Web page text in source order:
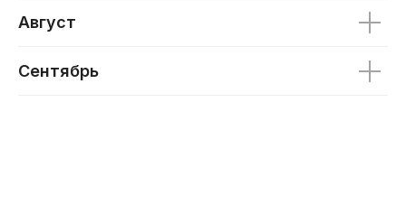
Август
Сентябрь